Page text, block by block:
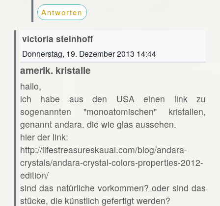
Antworten
victoria steinhoff
Donnerstag, 19. Dezember 2013 14:44
amerik. kristalle
hallo,
ich habe aus den USA einen link zu
sogenannten "monoatomischen" kristallen,
genannt andara. die wie glas aussehen.
hier der link:
http://lifestreasureskauai.com/blog/andara-
crystals/andara-crystal-colors-properties-2012-
edition/
sind das natürliche vorkommen? oder sind das
stücke, die künstlich gefertigt werden?